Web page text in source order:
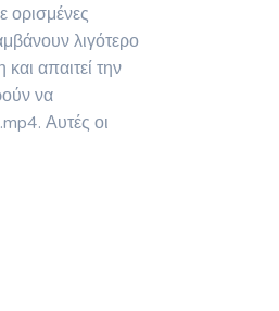
ορισμένες
λιγότερο
απαιτεί την
να
Αυτές οι